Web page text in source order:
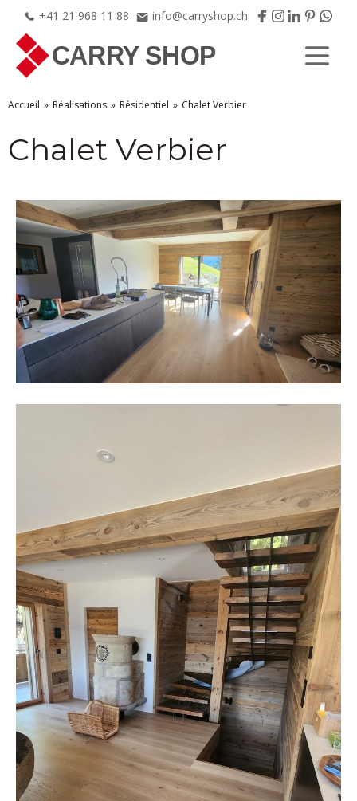
+41 21 968 11 88 info@carryshop.ch
Accueil Réalisations Résidentiel Chalet Verbier
Chalet Verbier